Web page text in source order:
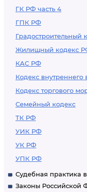
ГК РФ часть 4
ГПК РФ
Градостроительный
Жилищный кодекс
КАС РФ
Кодекс внутреннего
Кодекс торгового
Семейный кодекс
ТК РФ
УИК РФ
УК РФ
УПК РФ
Судебная практика
Законы Российской